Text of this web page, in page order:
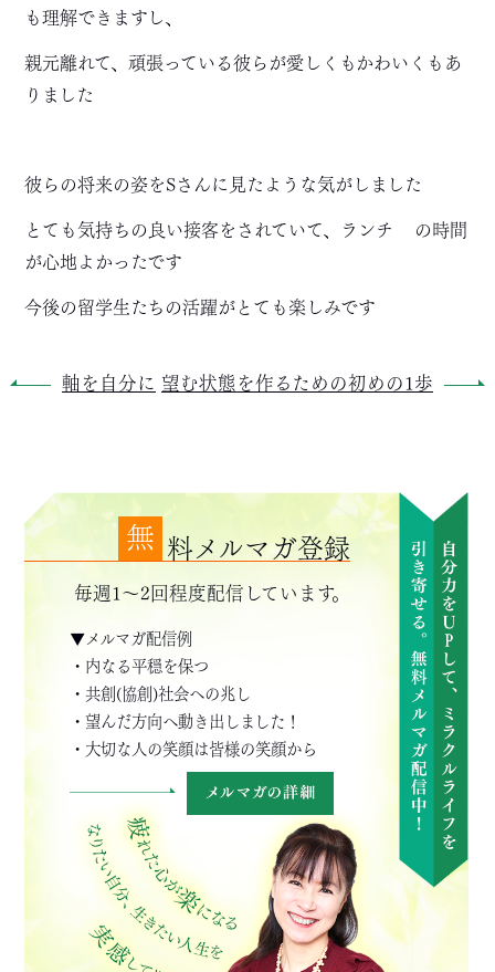
も理解できますし、
親元離れて、頑張っている彼らが愛しくもかわいくもあ
りました
彼らの将来の姿をSさんに見たような気がしました
とても気持ちの良い接客をされていて、ランチ
の時間
が心地よかったです
今後の留学生たちの活躍がとても楽しみです
軸を自分に 望む状態を作るための初めの1歩
無 料メルマガ登録
毎週1～2回程度配信しています。
▼メルマガ配信例
・内なる平穏を保つ
・共創(協創)社会への兆し
・望んだ方向へ動き出しました！
・大切な人の笑顔は皆様の笑顔から